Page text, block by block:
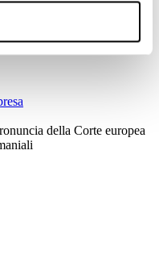
della Corte europea